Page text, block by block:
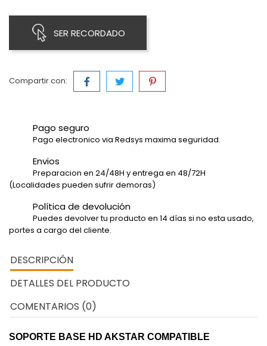
SER RECORDADO
Compartir con:
Pago seguro
Pago electronico via Redsys maxima seguridad.
Envios
Preparacion en 24/48H y entrega en 48/72H
(Localidades pueden sufrir demoras)
Política de devolución
Puedes devolver tu producto en 14 días si no esta usado,
portes a cargo del cliente.
DESCRIPCIÓN
DETALLES DEL PRODUCTO
COMENTARIOS (0)
SOPORTE BASE HD AKSTAR COMPATIBLE